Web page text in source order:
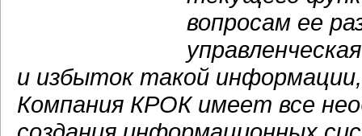
вопросам ее
и избыток такой
Компания КРОК имеет все